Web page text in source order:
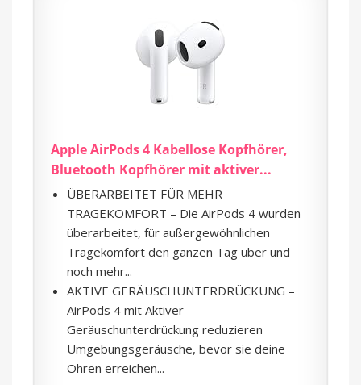
Apple AirPods 4 Kabellose Kopfhörer,
Bluetooth Kopfhörer mit aktiver...
ÜBERARBEITET FÜR MEHR
TRAGEKOMFORT – Die AirPods 4 wurden
überarbeitet, für außergewöhnlichen
Tragekomfort den ganzen Tag über und
noch mehr...
AKTIVE GERÄUSCHUNTERDRÜCKUNG –
AirPods 4 mit Aktiver
Geräuschunterdrückung reduzieren
Umgebungsgeräusche, bevor sie deine
Ohren erreichen...